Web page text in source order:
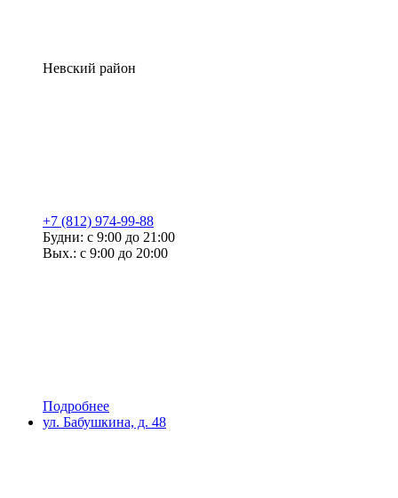
Невский район
+7 (812) 974-99-88
Будни: с 9:00 до 21:00
Вых.: с 9:00 до 20:00
Подробнее
ул. Бабушкина, д. 48